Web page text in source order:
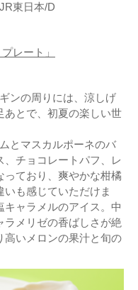
/D
レート」
ンの周りには、涼しげ
あとで、初夏の楽しい世
とマスカルポーネのバ
チョコレートパフ、レ
っており、爽やかな柑橘
も感じていただけま
ャラメルのアイス。中
メリゼの香ばしさが絶
高いメロンの果汁と旬の